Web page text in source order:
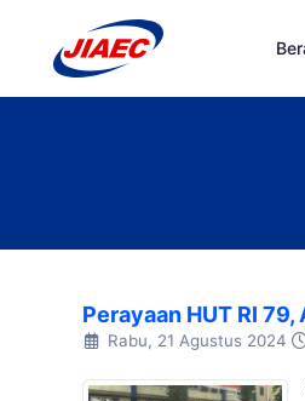
Perayaan HUT RI
Rabu, 21 Agustus 2024